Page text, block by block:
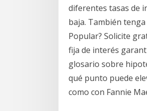
diferentes tasas de
baja. También
Popular? Solicite
fija de interés
glosario sobre
qué punto puede
como con Fannie